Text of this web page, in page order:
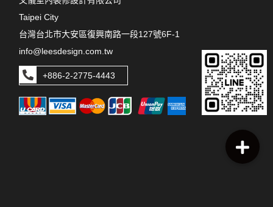
Taipei City
台灣台北市大安區復興南路一段127號6F-1
info@leesdesign.com.tw
+886-2-2775-4443